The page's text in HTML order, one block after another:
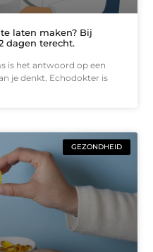
laten maken? Bij
dagen terecht.
is het antwoord op een
je denkt. Echodokter is
GEZONDHEID